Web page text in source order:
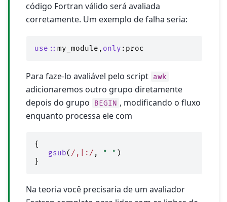
código Fortran válido será avaliada
corretamente. Um exemplo de falha seria:
use ::my_module , only : proc
Para faze-lo avaliável pelo script awk
adicionaremos outro grupo diretamente
depois do grupo
BEGIN , modificando o fluxo
enquanto processa ele com
{
gsub( /,|:/ , " " )
}
Na teoria você precisaria de um avaliador